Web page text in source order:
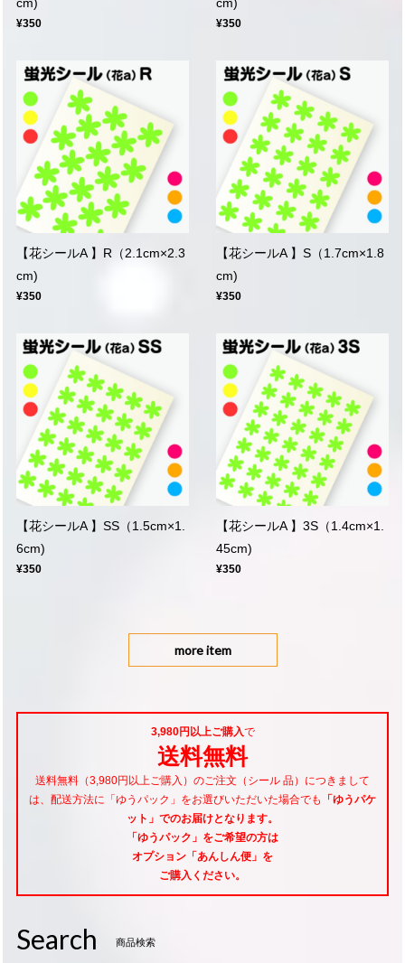
¥350 ¥350
【花シールA 】R（2.1cm×2.3
cm)
¥350
【花シールA 】S（1.7cm×1.8
cm)
¥350
【花シールA 】SS（1.5cm×1.
6cm)
¥350
【花シールA 】3S（1.4cm×1.
45cm)
¥350
more item
3,980円以上ご購入で
送料無料
送料無料（3,980円以上ご購入）のご注文（シール 品）につきまして
は、配送方法に「ゆうパック」をお選びいただいた場合でも
「ゆうパケ
ット」でのお届けとなります。
「ゆうパック」をご希望の方は
オプション「あんしん便」 を
ご購入ください。
Search 商品検索